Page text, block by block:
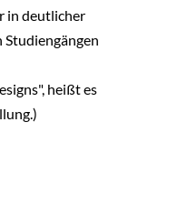
in deutlicher
Studiengängen
heißt es